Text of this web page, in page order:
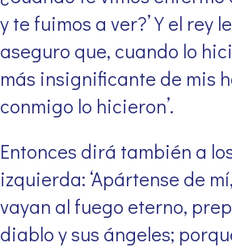
y te fuimos a ver?’ Y el rey
aseguro que, cuando lo
más insignificante de mis
conmigo lo hicieron’.
Entonces dirá también a
izquierda: ‘Apártense de
vayan al fuego eterno,
diablo y sus ángeles;